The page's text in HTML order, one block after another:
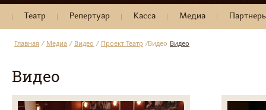
Театр Репертуар Касса Медиа
Главная / Медиа / Видео / Проект Театр /Видео Видео
Видео